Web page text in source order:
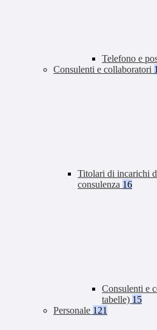
Telefono e
Consulenti e collaboratori
Titolari di incarichi
consulenza 16
Consulenti e
tabelle) 15
Personale 121